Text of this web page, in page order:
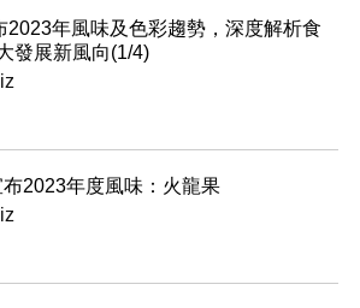
2023年風味及色彩趨勢，深度解析食
發展新風向(1/4)
2023年度風味：火龍果